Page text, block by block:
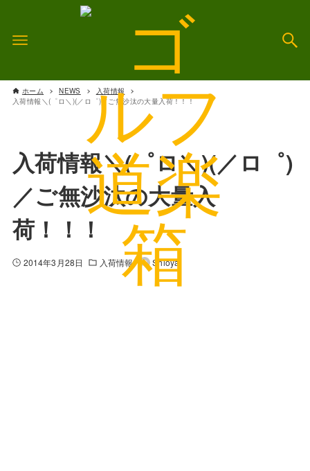
ホーム NEWS
入荷情報
入荷情報＼(゜ロ＼)(／ロ゜)／ご無沙汰の大量入荷！！！
入荷情報＼(゜ロ＼)(／ロ゜)
／ご無沙汰の大量入
荷！！！
2014年3月28日 入荷情報 Shioya